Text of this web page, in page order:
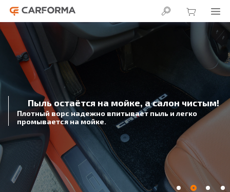
Пыль остаётся на мойке, а салон чистым!
Плотный ворс надежно впитывает пыль и легко
промывается на мойке.